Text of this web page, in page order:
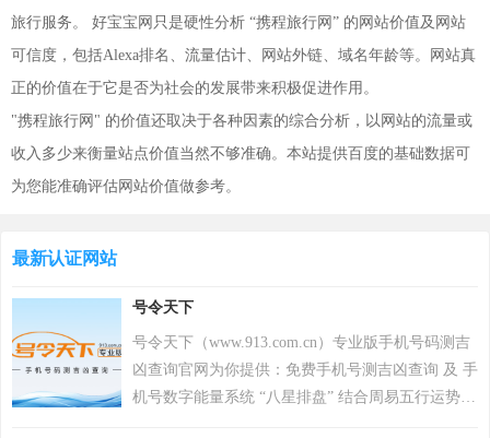
旅行服务。 好宝宝网只是硬性分析 “携程旅行网” 的网站价值及网站
可信度，包括Alexa排名、流量估计、网站外链、域名年龄等。网站真
正的价值在于它是否为社会的发展带来积极促进作用。
"携程旅行网" 的价值还取决于各种因素的综合分析，以网站的流量或
收入多少来衡量站点价值当然不够准确。本站提供百度的基础数据可
为您能准确评估网站价值做参考。
最新认证网站
号令天下
号令天下（www.913.com.cn）专业版手机号码测吉
凶查询官网为你提供：免费手机号测吉凶查询 及 手
机号数字能量系统 “八星排盘” 结合周易五行运势来